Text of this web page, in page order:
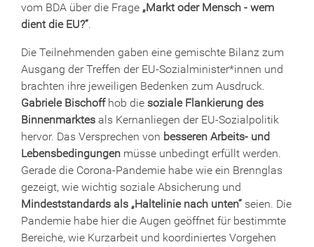
vom BDA über die Frage „Markt oder Mensch - wem
dient die EU?“.
Die Teilnehmenden gaben eine gemischte Bilanz zum
Ausgang der Treffen der EU-Sozialminister*innen und
brachten ihre jeweiligen Bedenken zum Ausdruck.
Gabriele Bischoffhob die soziale Flankierung des
Binnenmarktes als Kernanliegen der EU-Sozialpolitik
hervor. Das Versprechen von besseren Arbeits- und
Lebensbedingungen müsse unbedingt erfüllt werden.
Gerade die Corona-Pandemie habe wie ein Brennglas
gezeigt, wie wichtig soziale Absicherung und
Mindeststandards als „Haltelinie nach unten“ seien. Die
Pandemie habe hier die Augen geöffnet für bestimmte
Bereiche, wie Kurzarbeit und koordiniertes Vorgehen